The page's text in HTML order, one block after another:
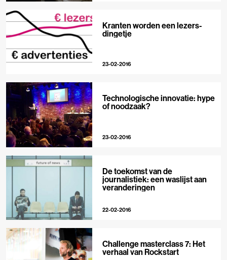
Kranten worden een lezers-
dingetje
23-02-2016
Technologische innovatie: hype
of noodzaak?
23-02-2016
De toekomst van de
journalistiek: een waslijst aan
veranderingen
22-02-2016
Challenge masterclass 7: Het
verhaal van Rockstart